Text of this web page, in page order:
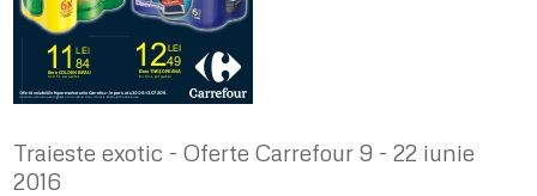
Traieste exotic - Oferte Carrefour 9 - 22 iunie
2016